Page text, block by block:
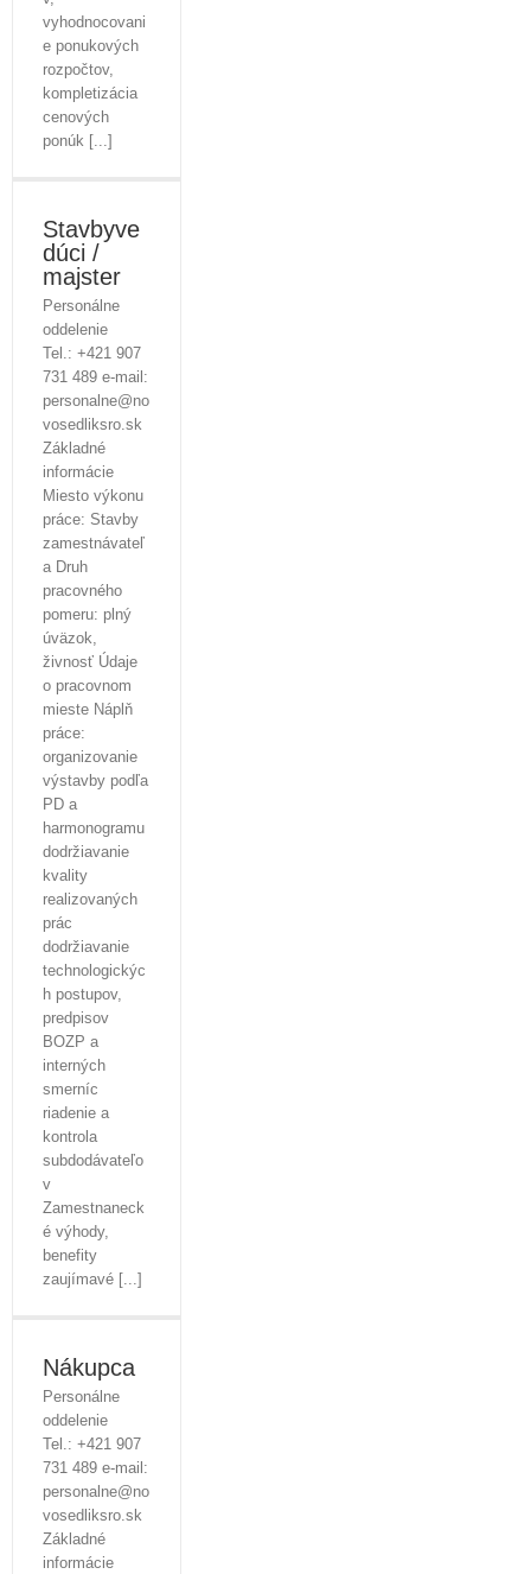
vyhodnocovani
e ponukových
rozpočtov,
kompletizácia
cenových
ponúk [...]
Stavbyve
dúci /
majster
Personálne
oddelenie
Tel.: +421 907
731 489 e-mail:
personalne@no
vosedliksro.sk
Základné
informácie
Miesto výkonu
práce: Stavby
zamestnávateľ
a Druh
pracovného
pomeru: plný
úväzok,
živnosť Údaje
o pracovnom
mieste Náplň
práce:
organizovanie
výstavby podľa
PD a
harmonogramu
dodržiavanie
kvality
realizovaných
prác
dodržiavanie
technologickýc
h postupov,
predpisov
BOZP a
interných
smerníc
riadenie a
kontrola
subdodávateľo
v
Zamestnaneck
é výhody,
benefity
zaujímavé [...]
Nákupca
Personálne
oddelenie
Tel.: +421 907
731 489 e-mail:
personalne@no
vosedliksro.sk
Základné
informácie